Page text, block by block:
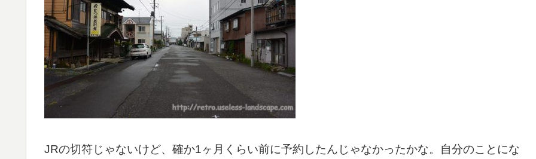
JRの切符じゃないけど、確か1ヶ月くらい前に予約したんじゃなかったかな。自分のことにな